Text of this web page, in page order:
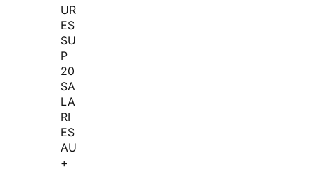
UR
ES
SU
P
20
SA
LA
RI
ES
AU
+